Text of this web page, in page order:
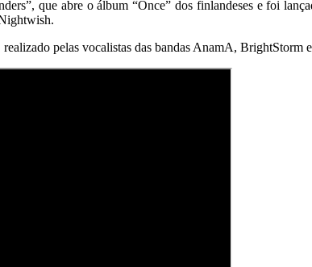
que abre o álbum “Once” dos finlandeses e foi
pelas vocalistas das bandas AnamA, BrightStorm